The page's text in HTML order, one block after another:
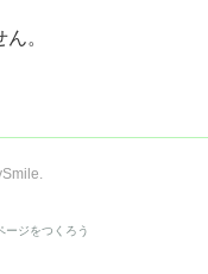
。
.
ージをつくろう